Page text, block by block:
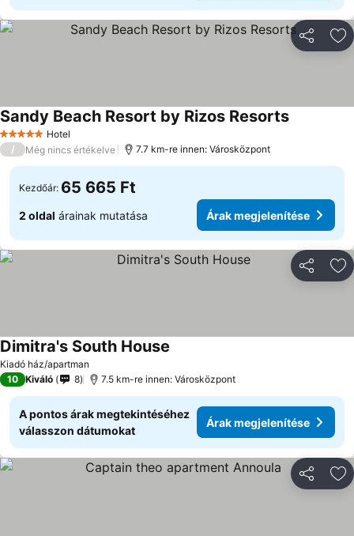
5 KategóriaHotel
Sandy Beach Resort by Rizos Resorts
/ Még nincs értékelve 7.7 km-re innen: Városközpont
Kezdőár: 65 665 Ft
2 oldal árainak mutatása Árak megjelenítése
Kiadó ház/apartman
Dimitra's South House
10 Kiváló 8 7.5 km-re innen: Városközpont
A pontos árak megtekintéséhez
válasszon dátumokat
Árak megjelenítése